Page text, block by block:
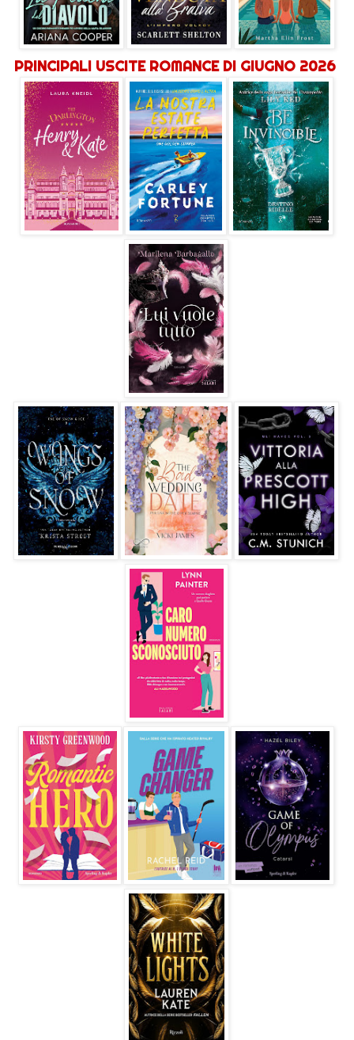
PRINCIPALI USCITE ROMANCE DI GIUGNO 2026